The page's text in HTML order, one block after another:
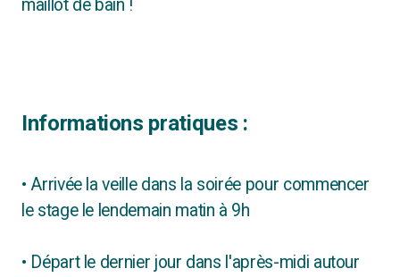
maillot de bain !
Informations pratiques :
•Arrivée la veille dans la soirée pour commencer
le stage le lendemain matin à 9h
• Départ le dernier jour dans l'après-midi autour